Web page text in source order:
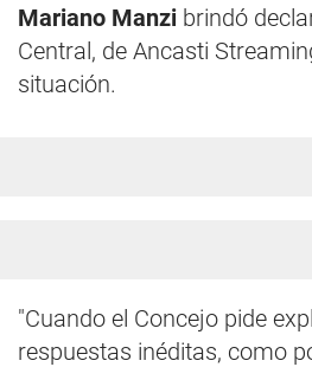
Mariano Manzi brindó
Central, de Ancasti
situación.
"Cuando el Concejo pide
respuestas inéditas, como